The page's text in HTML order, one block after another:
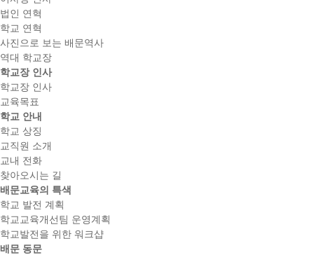
법인 연혁
학교 연혁
사진으로 보는 배문역사
역대 학교장
학교장 인사
학교장 인사
교육목표
학교 안내
학교 상징
교직원 소개
교내 전화
찾아오시는 길
배문교육의 특색
학교 발전 계획
학교교육개선팀 운영계획
학교발전을 위한 워크샵
배문 동문